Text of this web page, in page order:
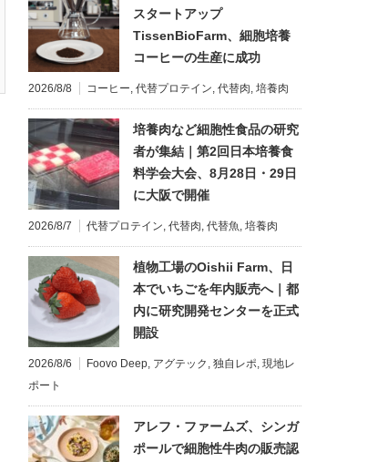
スタートアップ
TissenBioFarm、細胞培養
コーヒーの生産に成功
2026/8/8 コーヒー, 代替プロテイン, 代替肉, 培養肉
培養肉など細胞性食品の研究
者が集結｜第2回日本培養食
料学会大会、8月28日・29日
に大阪で開催
2026/8/7 代替プロテイン, 代替肉, 代替魚, 培養肉
植物工場のOishii Farm、日
本でいちごを年内販売へ｜都
内に研究開発センターを正式
開設
2026/8/6 Foovo Deep, アグテック , 独自レポ, 現地レ
ポート
アレフ・ファームズ、シンガ
ポールで細胞性牛肉の販売認